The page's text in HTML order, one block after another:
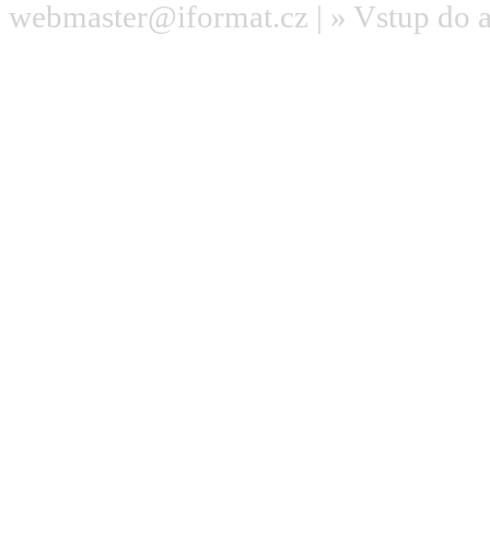
webmaster@iformat.cz | » Vstup do